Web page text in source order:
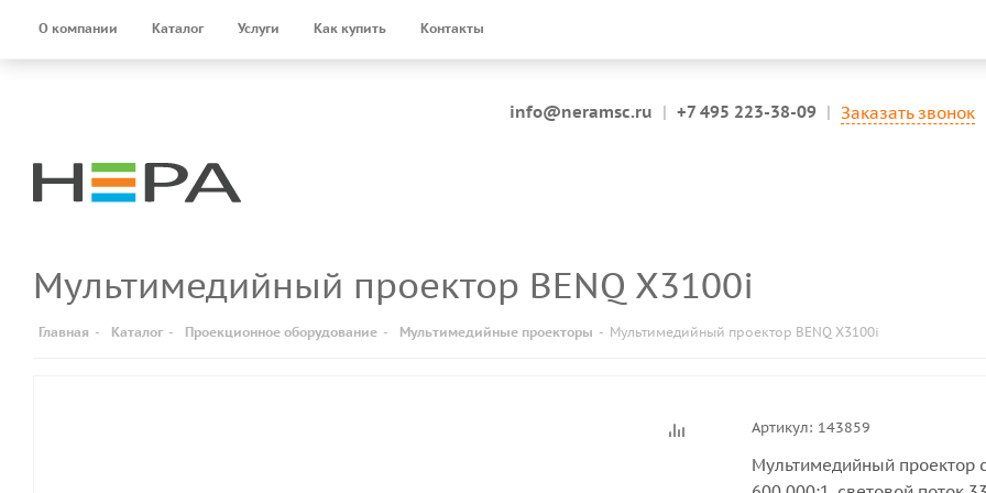
О компании Каталог Услуги Как купить Контакты
info@neramsc.ru | +7 495 223-38-09 | Заказать звонок
Мультимедийный проектор BENQ X3100i
Главная - Каталог - Проекционное оборудование - Мультимедийные проекторы - Мультимедийный проектор BENQ X3100i
Артикул: 143859
Мультимедийный проектор